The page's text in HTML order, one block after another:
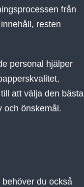
från
resten
personal hjälper
att välja den bästa
och önskemål.
du också